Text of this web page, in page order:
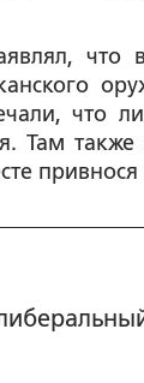
что
что
Там также